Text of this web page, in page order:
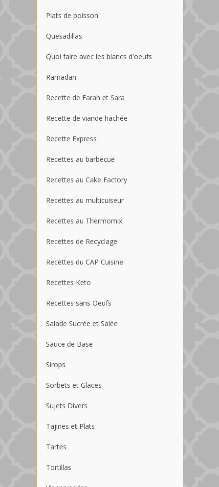
Plats de poisson
Quesadillas
Quoi faire avec les blancs d'oeufs
Ramadan
Recette de Farah et Sara
Recette de viande hachée
Recette Express
Recettes au barbecue
Recettes au Cake Factory
Recettes au multicuiseur
Recettes au Thermomix
Recettes de Recyclage
Recettes du CAP Cuisine
Recettes Keto
Recettes sans Oeufs
Salade Sucrée et Salée
Sauce de Base
Sirops
Sorbets et Glaces
Sujets Divers
Tajines et Plats
Tartes
Tortillas